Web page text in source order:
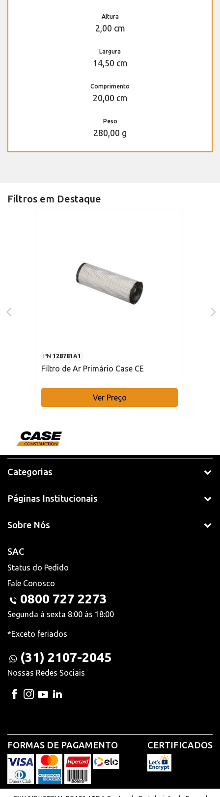
Altura
2,00 cm
Largura
14,50 cm
Comprimento
20,00 cm
Peso
280,00 g
Filtros em Destaque
PN 128781A1
Filtro de Ar Primário Case CE
Ver Preço
Categorias
Páginas Institucionais
Sobre Nós
SAC
Status do Pedido
Fale Conosco
0800 727 2273
Segunda à sexta 8:00 às 18:00
*Exceto feriados
(31) 2107-2045
Nossas Redes Sociais
FORMAS DE PAGAMENTO CERTIFICADOS